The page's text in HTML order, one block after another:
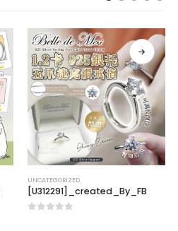
UNCATEGORIZED
[U312291]_created_By_FB